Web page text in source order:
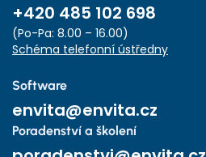
+420 485 102 698
(Po-Pa: 8.00 – 16.00)
Schéma telefonní ústředny
Software
envita@envita.cz
Poradenství a školení